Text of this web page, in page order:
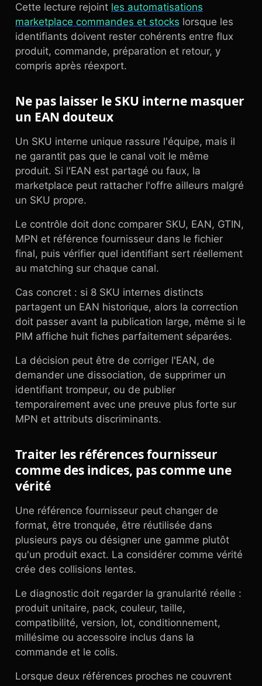
Cette lecture rejoint les automatisations
marketplace commandes et stocks lorsque les
identifiants doivent rester cohérents entre flux
produit, commande, préparation et retour, y
compris après réexport.
Ne pas laisser le SKU interne masquer
un EAN douteux
Un SKU interne unique rassure l'équipe, mais il
ne garantit pas que le canal voit le même
produit. Si l'EAN est partagé ou faux, la
marketplace peut rattacher l'offre ailleurs malgré
un SKU propre.
Le contrôle doit donc comparer SKU, EAN, GTIN,
MPN et référence fournisseur dans le fichier
final, puis vérifier quel identifiant sert réellement
au matching sur chaque canal.
Cas concret : si 8 SKU internes distincts
partagent un EAN historique, alors la correction
doit passer avant la publication large, même si le
PIM affiche huit fiches parfaitement séparées.
La décision peut être de corriger l'EAN, de
demander une dissociation, de supprimer un
identifiant trompeur, ou de publier
temporairement avec une preuve plus forte sur
MPN et attributs discriminants.
Traiter les références fournisseur
comme des indices, pas comme une
vérité
Une référence fournisseur peut changer de
format, être tronquée, être réutilisée dans
plusieurs pays ou désigner une gamme plutôt
qu'un produit exact. La considérer comme vérité
crée des collisions lentes.
Le diagnostic doit regarder la granularité réelle :
produit unitaire, pack, couleur, taille,
compatibilité, version, lot, conditionnement,
millésime ou accessoire inclus dans la
commande et le colis.
Lorsque deux références proches ne couvrent